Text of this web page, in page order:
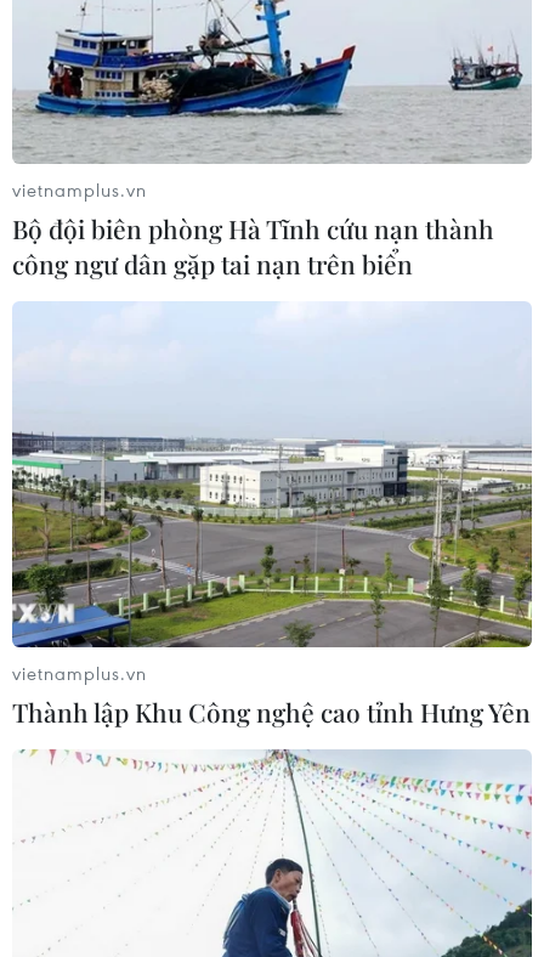
vietnamplus.vn
Bộ đội biên phòng Hà Tĩnh cứu nạn thành
công ngư dân gặp tai nạn trên biển
vietnamplus.vn
Thành lập Khu Công nghệ cao tỉnh Hưng Yên